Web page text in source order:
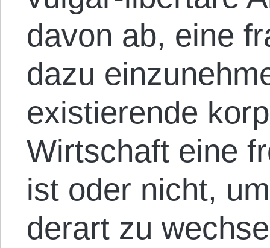
davon ab, eine
dazu
existierende
Wirtschaft eine
ist oder nicht,
derart zu